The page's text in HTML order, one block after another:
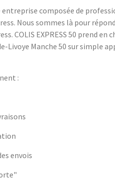
entreprise composée de
Nous sommes là pour
COLIS EXPRESS 50 prend
Livoye Manche 50 sur simple
:
envois